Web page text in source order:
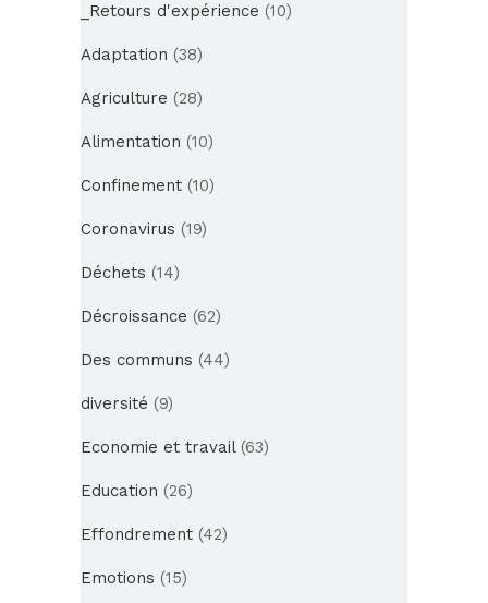
_Retours d'expérience (10)
Adaptation (38)
Agriculture (28)
Alimentation (10)
Confinement (10)
Coronavirus (19)
Déchets (14)
Décroissance (62)
Des communs (44)
diversité (9)
Economie et travail(63)
Education (26)
Effondrement (42)
Emotions (15)